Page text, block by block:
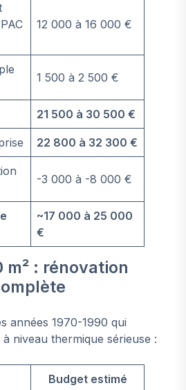
12 000 à 16 000 €
1 500 à 2 500 €
21 500 à 30 500 €
22 800 à 32 300 €
-3 000 à -8 000 €
~17 000 à 25 000
€
m² : rénovation
années 1970-1990 qui
niveau thermique sérieuse :
Budget estimé